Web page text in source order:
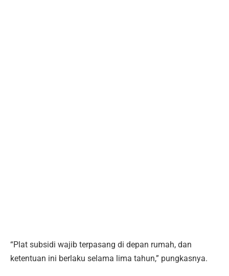
“Plat subsidi wajib terpasang di depan rumah, dan
ketentuan ini berlaku selama lima tahun,” pungkasnya.